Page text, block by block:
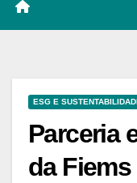
ESG E
Parceria
da Fiems